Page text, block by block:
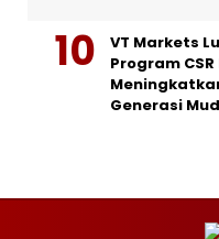
VT Markets
Program
Generasi